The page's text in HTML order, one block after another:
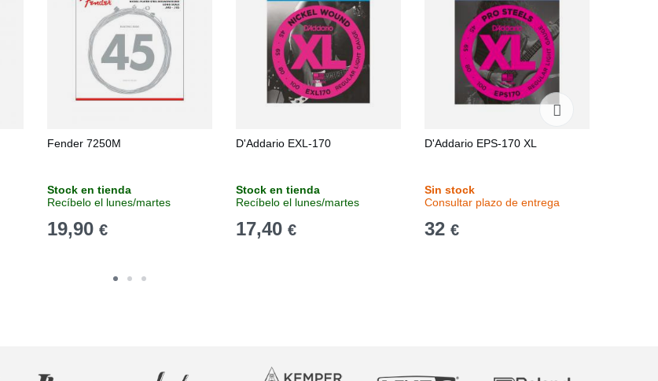
Fender 7250M
Stock en tienda
Recíbelo el lunes/martes
19,90 €
D'Addario EXL-170
Stock en tienda
Recíbelo el lunes/martes
17,40 €
D'Addario EPS-170 XL
Sin stock
Consultar plazo de entrega
32 €